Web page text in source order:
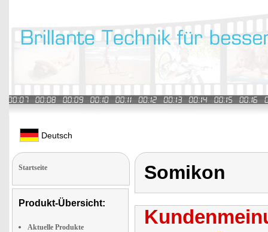
Deutsch
Startseite
Produkt-Übersicht:
Aktuelle Produkte
Somikon